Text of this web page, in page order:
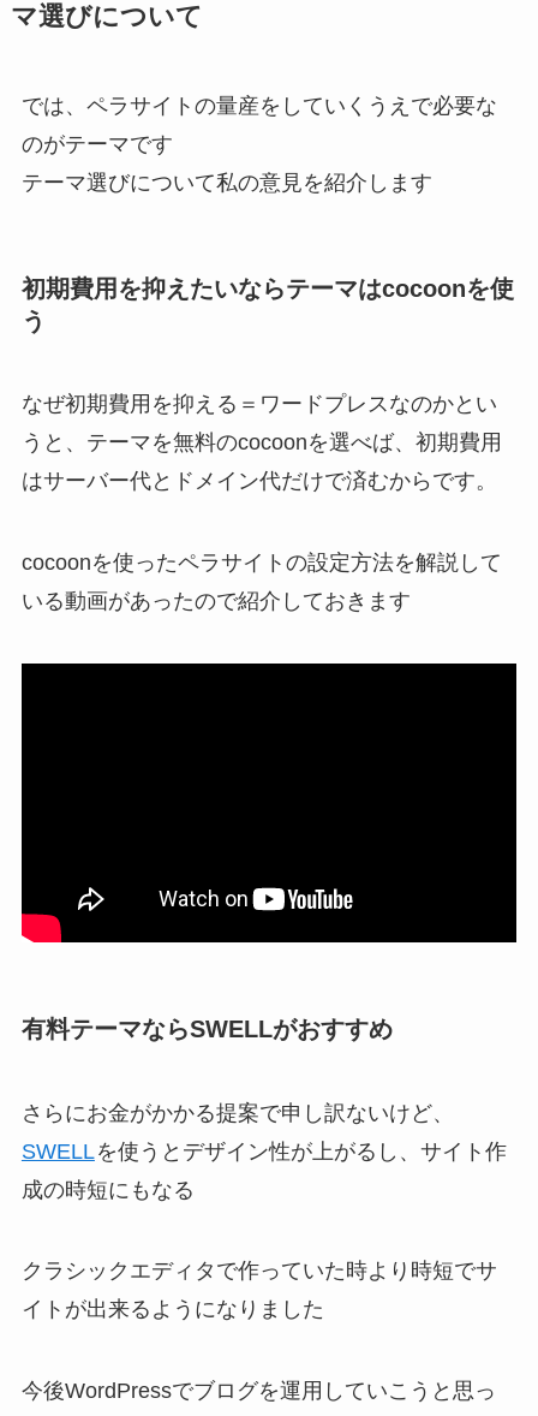
マ選びについて
では、ペラサイトの量産をしていくうえで必要な
のがテーマです
テーマ選びについて私の意見を紹介します
初期費用を抑えたいならテーマはcocoonを使
う
なぜ初期費用を抑える＝ワードプレスなのかとい
うと、テーマを無料のcocoonを選べば、初期費用
はサーバー代とドメイン代だけで済むからです。
cocoonを使ったペラサイトの設定方法を解説して
いる動画があったので紹介しておきます
有料テーマならSWELLがおすすめ
さらにお金がかかる提案で申し訳ないけど、
SWELLを使うとデザイン性が上がるし、サイト作
成の時短にもなる
クラシックエディタで作っていた時より時短でサ
イトが出来るようになりました
今後WordPressでブログを運用していこうと思っ